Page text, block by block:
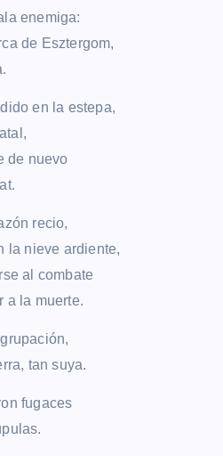
enemiga:
de Esztergom,
en la estepa,
de nuevo
recio,
la nieve ardiente,
al combate
a la muerte.
tan suya.
fugaces